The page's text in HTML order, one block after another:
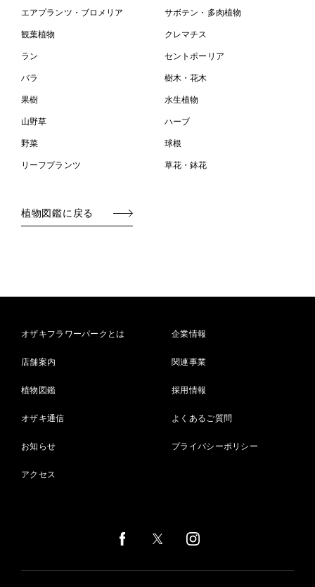
エアプランツ・ブロメリア サボテン・多肉植物
観葉植物 クレマチス
ラン セントポーリア
バラ 樹木・花木
果樹 水生植物
山野草 ハーブ
野菜 球根
リーフプランツ 草花・鉢花
植物図鑑に戻る
オザキフラワーパークとは
店舗案内
植物図鑑
オザキ通信
お知らせ
アクセス
企業情報
関連事業
採用情報
よくあるご質問
プライバシーポリシー